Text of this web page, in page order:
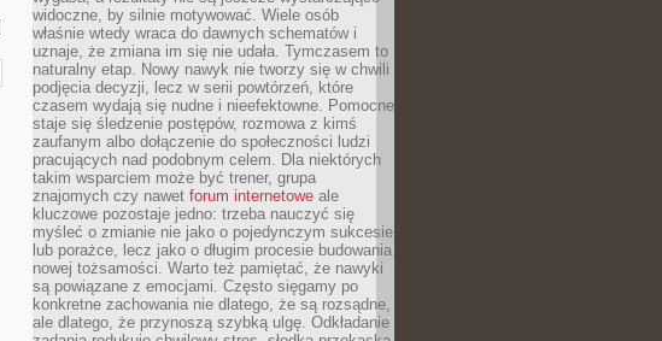
widoczne, by silnie motywować. Wiele osób
właśnie wtedy wraca do dawnych schematów i
uznaje, że zmiana im się nie udała. Tymczasem to
naturalny etap. Nowy nawyk nie tworzy się w chwili
podjęcia decyzji, lecz w serii powtórzeń, które
czasem wydają się nudne i nieefektowne. Pomocne
staje się śledzenie postępów, rozmowa z kimś
zaufanym albo dołączenie do społeczności ludzi
pracujących nad podobnym celem. Dla niektórych
takim wsparciem może być trener, grupa
znajomych czy nawet forum internetowe ale
kluczowe pozostaje jedno: trzeba nauczyć się
myśleć o zmianie nie jako o pojedynczym sukcesie
lub porażce, lecz jako o długim procesie budowania
nowej tożsamości. Warto też pamiętać, że nawyki
są powiązane z emocjami. Często sięgamy po
konkretne zachowania nie dlatego, że są rozsądne,
ale dlatego, że przynoszą szybką ulgę. Odkładanie